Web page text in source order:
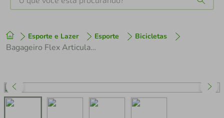
Esporte e Lazer Esporte Bicicletas
Bagageiro Flex Articulado de Bike Traseiro Removível Regulável Preto
1º tenis
perfume